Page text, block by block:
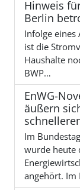
Hinweis
Berlin
Infolge eines
ist die
Haushalte
BWP…
EnWG-
äußern
Im
wurde heute
angehört. Im